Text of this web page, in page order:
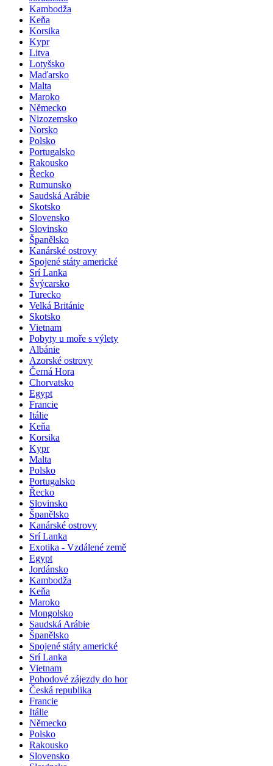
Kambodža
Keňa
Korsika
Kypr
Litva
Lotyšsko
Maďarsko
Malta
Maroko
Německo
Nizozemsko
Norsko
Polsko
Portugalsko
Rakousko
Řecko
Rumunsko
Saudská Arábie
Skotsko
Slovensko
Slovinsko
Španělsko
Kanárské ostrovy
Spojené státy americké
Srí Lanka
Švýcarsko
Turecko
Velká Británie
Skotsko
Vietnam
Pobyty u moře s výlety
Albánie
Azorské ostrovy
Černá Hora
Chorvatsko
Egypt
Francie
Itálie
Keňa
Korsika
Kypr
Malta
Polsko
Portugalsko
Řecko
Slovinsko
Španělsko
Kanárské ostrovy
Srí Lanka
Exotika - Vzdálené země
Egypt
Jordánsko
Kambodža
Keňa
Maroko
Mongolsko
Saudská Arábie
Španělsko
Spojené státy americké
Srí Lanka
Vietnam
Pohodové zájezdy do hor
Česká republika
Francie
Itálie
Německo
Polsko
Rakousko
Slovensko